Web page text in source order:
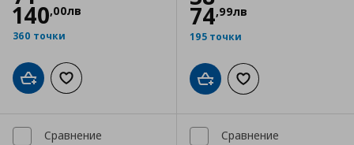
140,00лв
360 точки
Добави в кошницата
Добави към списъка с любими
74,99лв
195 точки
Добави в кошницата
Добави към
Сравнение Сравнение